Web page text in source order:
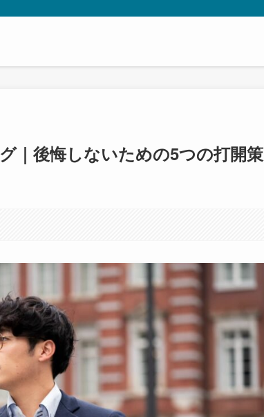
｜後悔しないための5つの打開策